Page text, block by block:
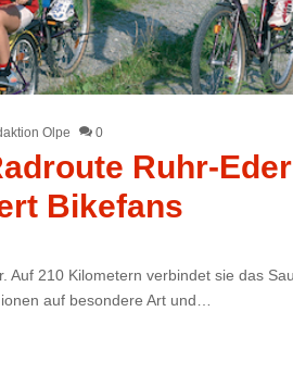
Olpe 0
Ruhr-Eder
Bikefans
210 Kilometern verbindet sie das
auf besondere Art und…